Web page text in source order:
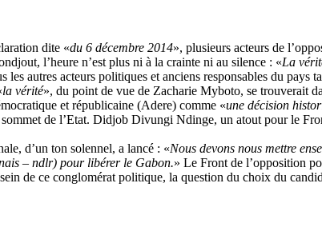
dite «du 6 décembre 2014», plusieurs acteurs de
l’heure n’est plus ni à la crainte ni au silence : «La
autres acteurs politiques et anciens responsables du pays
la vérité», du point de vue de Zacharie Myboto, se trouverait
et républicaine (Adere) comme «une décision
de l’Etat. Didjob Divungi Ndinge, un atout pour le
d’un ton solennel, a lancé : «Nous devons nous mettre
– ndlr) pour libérer le Gabon.» Le Front de l’opposition
de ce conglomérat politique, la question du choix du